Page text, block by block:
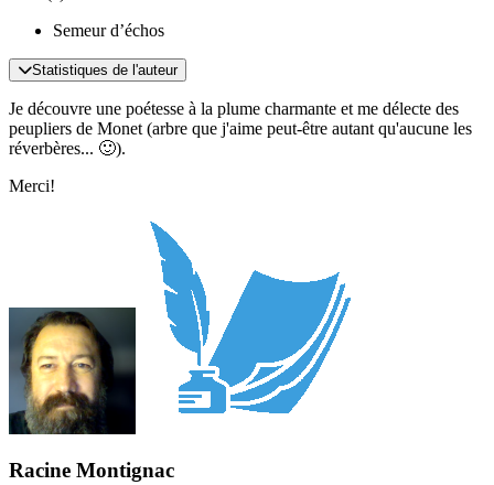
Semeur d’échos
Statistiques de l'auteur
Je découvre une poétesse à la plume charmante et me délecte des
peupliers de Monet (arbre que j'aime peut-être autant qu'aucune les
réverbères... 🙂).
Merci!
Racine Montignac